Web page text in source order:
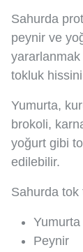
Sahurda
peynir ve
yararlanmak
tokluk
Yumurta,
brokoli,
yoğurt gibi
edilebilir.
Sahurda tok
Yumurta
Peynir